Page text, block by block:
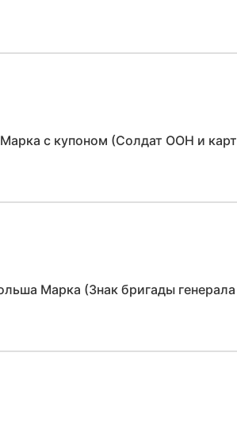
с купоном (Солдат ООН и
Марка (Знак бригады